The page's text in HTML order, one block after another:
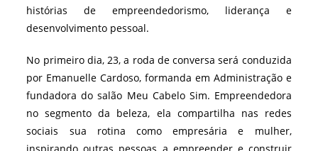
histórias de empreendedorismo, liderança e
desenvolvimento pessoal.
No primeiro dia, 23, a roda de conversa será conduzida
por Emanuelle Cardoso, formanda em Administração e
fundadora do salão Meu Cabelo Sim. Empreendedora
no segmento da beleza, ela compartilha nas redes
sociais sua rotina como empresária e mulher,